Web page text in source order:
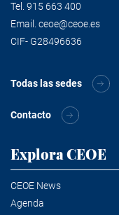
Tel. 915 663 400
Email. ceoe@ceoe.es
CIF- G28496636
Todas las sedes
Contacto
Explora CEOE
CEOE News
Agenda